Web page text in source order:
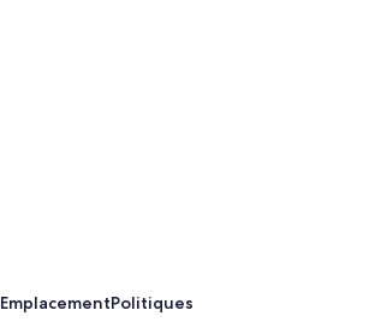
EmplacementPolitiques